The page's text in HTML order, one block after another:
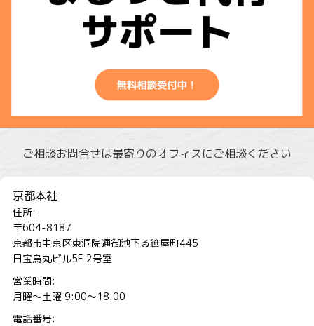
ご相談お問合せは最寄りのオフィスにご相談ください
京都本社
住所:
〒604-8187
京都市中京区東洞院通御池下る笹屋町445
日宝烏丸ビル5F 2号室
営業時間:
月曜～土曜 9:00～18:00
電話番号: